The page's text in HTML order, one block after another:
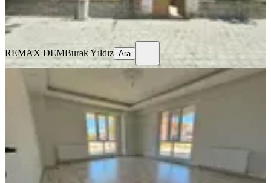
REMAX DEM Burak Yıldız
Ara
REMAX DEMBurak Yıldız Ara
🏡 Kiralık 2+1 Daire
Merkez, Kazım Karabekir Mahallesi
2+1·90 m² Düz Giriş (Zemin)
22.000 ₺